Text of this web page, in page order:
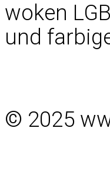
woken
und
© 2025